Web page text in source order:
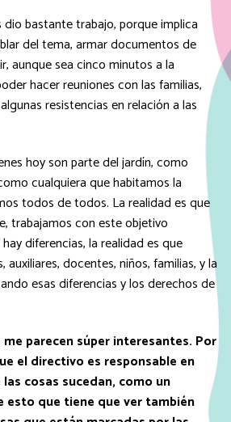
dio bastante trabajo, porque implica
del tema, armar documentos de
aunque sea cinco minutos a la
hacer reuniones con las familias,
resistencias en relación a las
hoy son parte del jardín, como
cualquiera que habitamos la
todos de todos. La realidad es que
trabajamos con este objetivo
diferencias, la realidad es que
docentes, niños, familias, y la
esas diferencias y los derechos de
parecen súper interesantes. Por
el directivo es responsable en
cosas sucedan, como un
esto que tiene que ver también